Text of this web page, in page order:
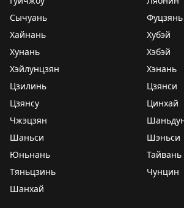
Сычуань
Фуцзянь
Хайнань
Хубэй
Хунань
Хэбэй
Хэйлунцзян
Хэнань
Цзилинь
Цзянси
Цзянсу
Цинхай
Чжэцзян
Шаньси
Шэньси
Юньнань
Тайвань
Тяньцзинь
Чунцин
Шанхай